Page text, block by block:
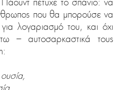
που θα μπορούσε να
λογαριασμό του, και όχι
– αυτοσαρκαστικά τους